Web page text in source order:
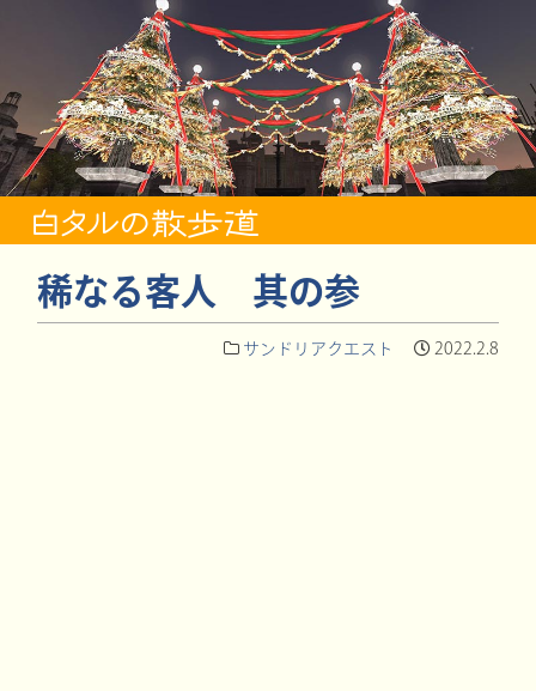
稀なる客人 其の参
サンドリアクエスト 2022.2.8